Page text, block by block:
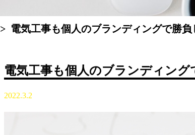
> 電気工事も個人のブランディングで勝負
電気工事も個人のブランディング
2022.3.2